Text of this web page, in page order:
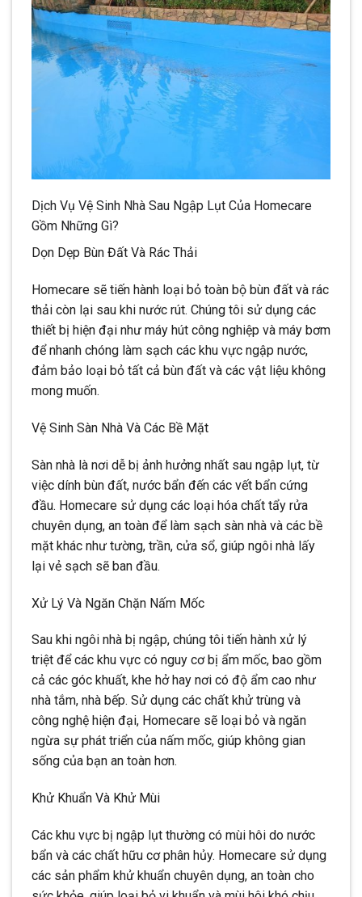
Dịch Vụ Vệ Sinh Nhà Sau Ngập Lụt Của Homecare
Gồm Những Gì?
Dọn Dẹp Bùn Đất Và Rác Thải
Homecare sẽ tiến hành loại bỏ toàn bộ bùn đất và rác
thải còn lại sau khi nước rút. Chúng tôi sử dụng các
thiết bị hiện đại như máy hút công nghiệp và máy bơm
để nhanh chóng làm sạch các khu vực ngập nước,
đảm bảo loại bỏ tất cả bùn đất và các vật liệu không
mong muốn.
Vệ Sinh Sàn Nhà Và Các Bề Mặt
Sàn nhà là nơi dễ bị ảnh hưởng nhất sau ngập lụt, từ
việc dính bùn đất, nước bẩn đến các vết bẩn cứng
đầu. Homecare sử dụng các loại hóa chất tẩy rửa
chuyên dụng, an toàn để làm sạch sàn nhà và các bề
mặt khác như tường, trần, cửa sổ, giúp ngôi nhà lấy
lại vẻ sạch sẽ ban đầu.
Xử Lý Và Ngăn Chặn Nấm Mốc
Sau khi ngôi nhà bị ngập, chúng tôi tiến hành xử lý
triệt để các khu vực có nguy cơ bị ẩm mốc, bao gồm
cả các góc khuất, khe hở hay nơi có độ ẩm cao như
nhà tắm, nhà bếp. Sử dụng các chất khử trùng và
công nghệ hiện đại, Homecare sẽ loại bỏ và ngăn
ngừa sự phát triển của nấm mốc, giúp không gian
sống của bạn an toàn hơn.
Khử Khuẩn Và Khử Mùi
Các khu vực bị ngập lụt thường có mùi hôi do nước
bẩn và các chất hữu cơ phân hủy. Homecare sử dụng
các sản phẩm khử khuẩn chuyên dụng, an toàn cho